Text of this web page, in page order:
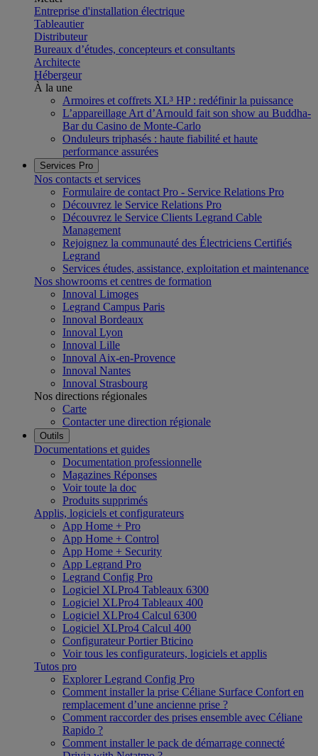
Entreprise d'installation électrique
Tableautier
Distributeur
Bureaux d’études, concepteurs et consultants
Architecte
Hébergeur
À la une
Armoires et coffrets XL³ HP : redéfinir la puissance
L’appareillage Art d’Arnould fait son show au Buddha-
Bar du Casino de Monte-Carlo
Onduleurs triphasés : haute fiabilité et haute
performance assurées
Services Pro
Nos contacts et services
Formulaire de contact Pro - Service Relations Pro
Découvrez le Service Relations Pro
Découvrez le Service Clients Legrand Cable
Management
Rejoignez la communauté des Électriciens Certifiés
Legrand
Services études, assistance, exploitation et maintenance
Nos showrooms et centres de formation
Innoval Limoges
Legrand Campus Paris
Innoval Bordeaux
Innoval Lyon
Innoval Lille
Innoval Aix-en-Provence
Innoval Nantes
Innoval Strasbourg
Nos directions régionales
Carte
Contacter une direction régionale
Outils
Documentations et guides
Documentation professionnelle
Magazines Réponses
Voir toute la doc
Produits supprimés
Applis, logiciels et configurateurs
App Home + Pro
App Home + Control
App Home + Security
App Legrand Pro
Legrand Config Pro
Logiciel XLPro4 Tableaux 6300
Logiciel XLPro4 Tableaux 400
Logiciel XLPro4 Calcul 6300
Logiciel XLPro4 Calcul 400
Configurateur Portier Bticino
Voir tous les configurateurs, logiciels et applis
Tutos pro
Explorer Legrand Config Pro
Comment installer la prise Céliane Surface Confort en
remplacement d’une ancienne prise ?
Comment raccorder des prises ensemble avec Céliane
Rapido ?
Comment installer le pack de démarrage connecté